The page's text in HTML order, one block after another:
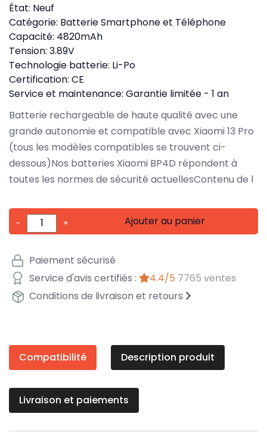
État: Neuf
Catégorie: Batterie Smartphone et Téléphone
Capacité: 4820mAh
Tension: 3.89V
Technologie batterie: Li-Po
Certification: CE
Service et maintenance: Garantie limitée - 1 an
Batterie rechargeable de haute qualité avec une
grande autonomie et compatible avec Xiaomi 13 Pro
(tous les modèles compatibles se trouvent ci-
dessous)Nos batteries Xiaomi BP4D répondent à
toutes les normes de sécurité actuellesContenu de l
- + Ajouter au panier
Paiement sécurisé
Service d'avis certifiés :
4.4/5 7765 ventes
Conditions de livraison et retours
Compatibilité Description produit
Livraison et paiements